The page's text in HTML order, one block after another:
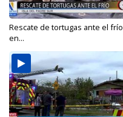
Rescate de tortugas ante el frío
en...